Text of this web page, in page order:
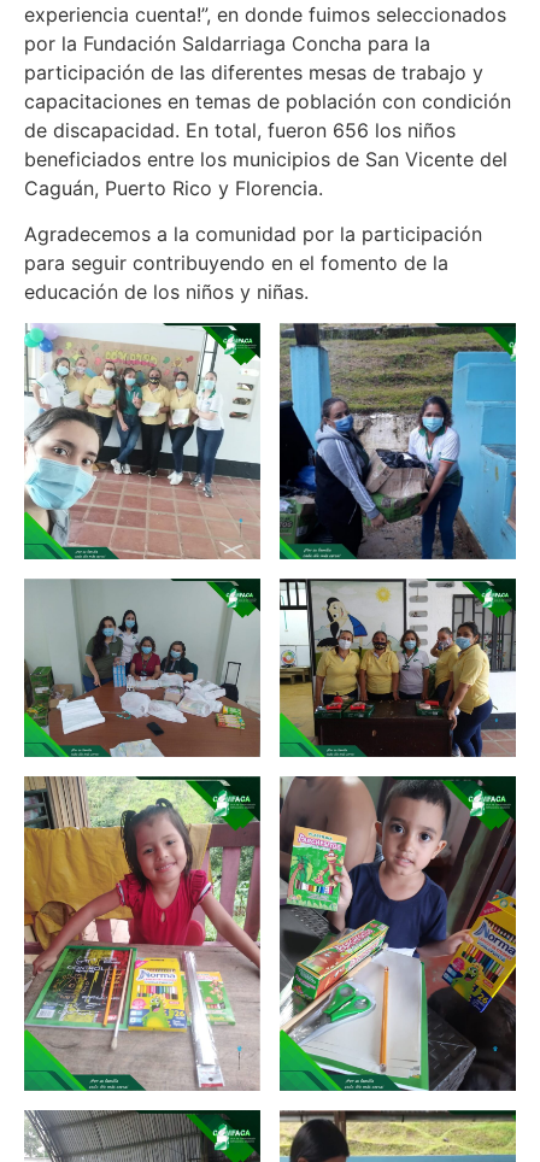
experiencia cuenta!”, en donde fuimos seleccionados
por la Fundación Saldarriaga Concha para la
participación de las diferentes mesas de trabajo y
capacitaciones en temas de población con condición
de discapacidad. En total, fueron 656 los niños
beneficiados entre los municipios de San Vicente del
Caguán, Puerto Rico y Florencia.
Agradecemos a la comunidad por la participación
para seguir contribuyendo en el fomento de la
educación de los niños y niñas.